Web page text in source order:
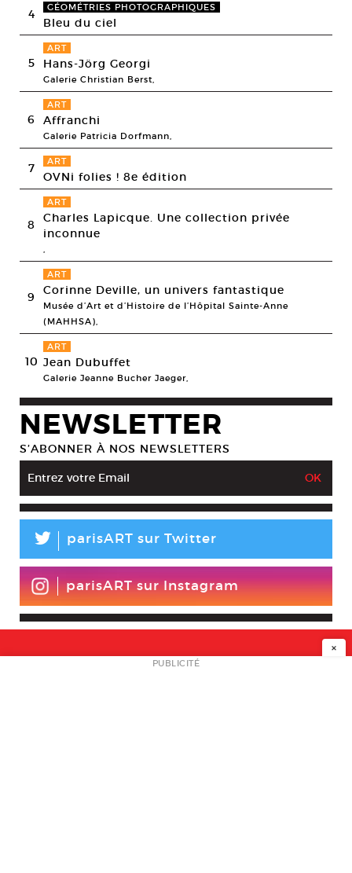
4 GÉOMÉTRIES PHOTOGRAPHIQUES
Bleu du ciel
5
ART
Hans-Jörg Georgi
Galerie Christian Berst,
6
ART
Affranchi
Galerie Patricia Dorfmann,
7 ART
OVNi folies ! 8e édition
8
ART
Charles Lapicque. Une collection privée
inconnue
9
ART
Corinne Deville, un univers fantastique
Musée d’Art et d’Histoire de l’Hôpital Sainte-Anne
(MAHHSA),
10
ART
Jean Dubuffet
Galerie Jeanne Bucher Jaeger,
NEWSLETTER
S’ABONNER À NOS NEWSLETTERS
L parisART sur Twitter
parisART sur Instagram
NEWSLETTER
×
PUBLICITÉ